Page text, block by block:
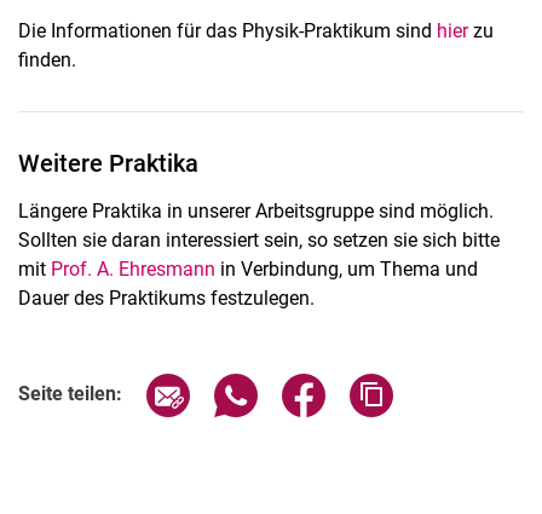
Die Informationen für das Physik-Praktikum sind hierzu
finden.
Weitere Praktika
Längere Praktika in unserer Arbeitsgruppe sind möglich.
Sollten sie daran interessiert sein, so setzen sie sich bitte
mit Prof. A. Ehresmann in Verbindung, um Thema und
Dauer des Praktikums festzulegen.
Seite teilen: Seite über E-Mail teilen
Seite über WhatsApp teilen
Seite über Facebook